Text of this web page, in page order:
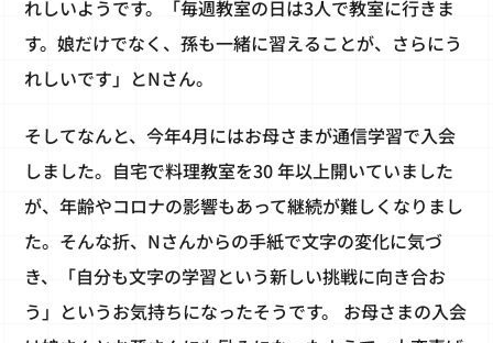
れしいようです。「毎週教室の日は3人で教室に行きま
す。娘だけでなく、孫も一緒に習えることが、さらにう
れしいです」とNさん。
そしてなんと、今年4月にはお母さまが通信学習で入会
しました。自宅で料理教室を30 年以上開いていました
が、年齢やコロナの影響もあって継続が難しくなりまし
た。そんな折、Nさんからの手紙で文字の変化に気づ
き、「自分も文字の学習という新しい挑戦に向き合お
う」というお気持ちになったそうです。 お母さまの入会